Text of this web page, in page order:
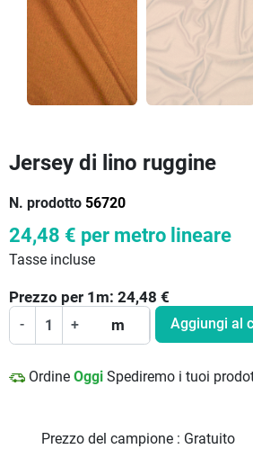
Jersey di lino ruggine
N. prodotto 56720
24,48 € per metro lineare
Tasse incluse
Prezzo per 1 m: 24,48 €
- + m Aggiungi al
Ordine Oggi Spediremo i tuoi
Prezzo del campione : Gratuito